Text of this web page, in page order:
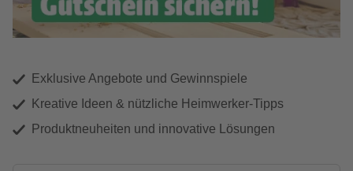
Exklusive Angebote und Gewinnspiele
Kreative Ideen & nützliche Heimwerker-Tipps
Produktneuheiten und innovative Lösungen